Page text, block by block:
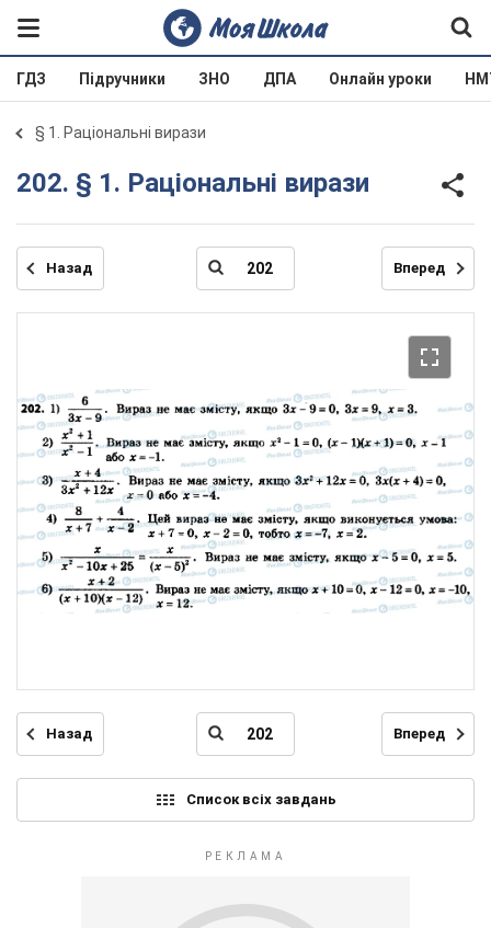
ГДЗ Підручники ЗНО ДПА Онлайн уроки
§ 1. Раціональні вирази
202. § 1. Раціональні вирази
Назад Вперед
Назад Вперед
Список всіх завдань